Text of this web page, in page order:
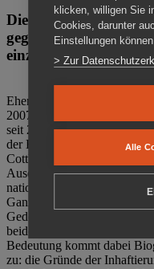
Die Gedenkstätte
gegen das Vergessen.
einzigartig.
Ehemalige politische
2007 den Verein
seit 2011 Eigentümer des
der Bautzener Straße und
Cottbus ist. Im Zentrum der
Auseinandersetzung mit
nationalsozialistischen
Ganzjährig zeigen mehrere
Gedenkstätte Zuchthaus
beiden deutschen
Bedeutung kommt dabei
zu: die Gründe der
klicken, willigen Sie
Cookies, darunter
Einstellungen
> Zur
Alle